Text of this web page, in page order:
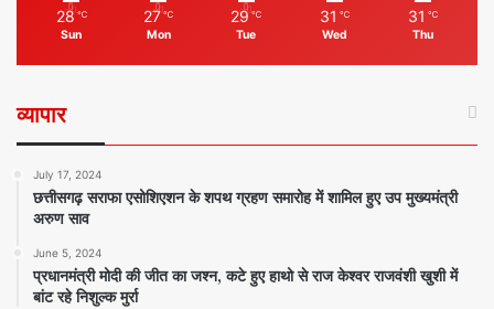
28 ℃
Sun
27 ℃
Mon
29 ℃
Tue
31 ℃
Wed
31 ℃
Thu
व्यापार
July 17, 2024
छत्तीसगढ़ सराफा एसोशिएशन के शपथ ग्रहण समारोह में शामिल हुए उप मुख्यमंत्री
अरुण साव
June 5, 2024
प्रधानमंत्री मोदी की जीत का जश्न, कटे हुए हाथो से राज केश्वर राजवंशी खुशी में
बांट रहे निशुल्क मुर्रा